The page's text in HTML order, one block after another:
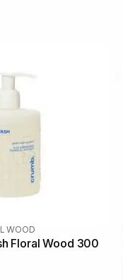
WOOD
Floral Wood 300